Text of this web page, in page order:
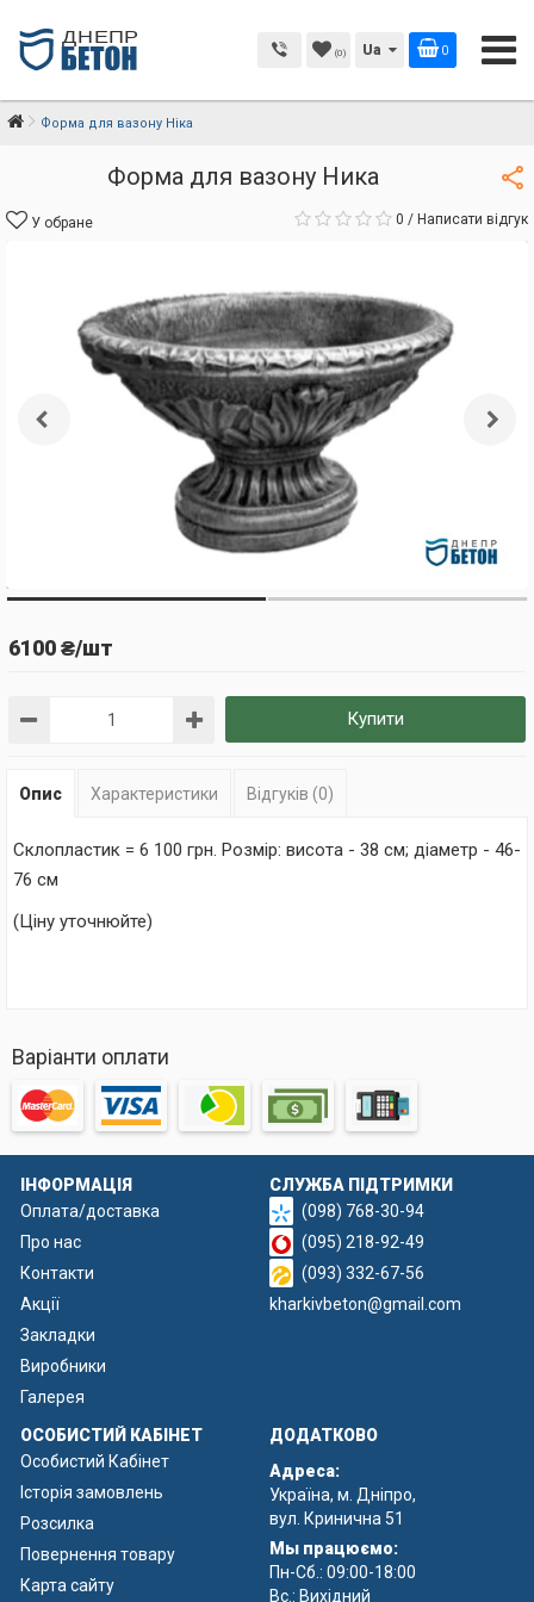
(0) Ua 0
Форма для вазону Ніка
Форма для вазону Ника
У обране 0 / Написати відгук
6100 ₴/шт
Купити
Опис Характеристики Відгуків (0)
Склопластик = 6 100 грн. Розмір: висота - 38 см; діаметр - 46-
76 см
(Ціну уточнюйте)
Варіанти оплати
ІНФОРМАЦІЯ
Оплата/доставка
Про нас
Контакти
Акції
Закладки
Виробники
Галерея
СЛУЖБА ПІДТРИМКИ
(098) 768-30-94
(095) 218-92-49
(093) 332-67-56
kharkivbeton@gmail.com
ОСОБИСТИЙ КАБІНЕТ
Особистий Кабінет
Історія замовлень
Розсилка
Повернення товару
Карта сайту
ДОДАТКОВО
Адреса:
Україна, м. Дніпро,
вул. Кринична 51
Мы працюємо:
Пн-Сб.: 09:00-18:00
Вс.: Вихідний